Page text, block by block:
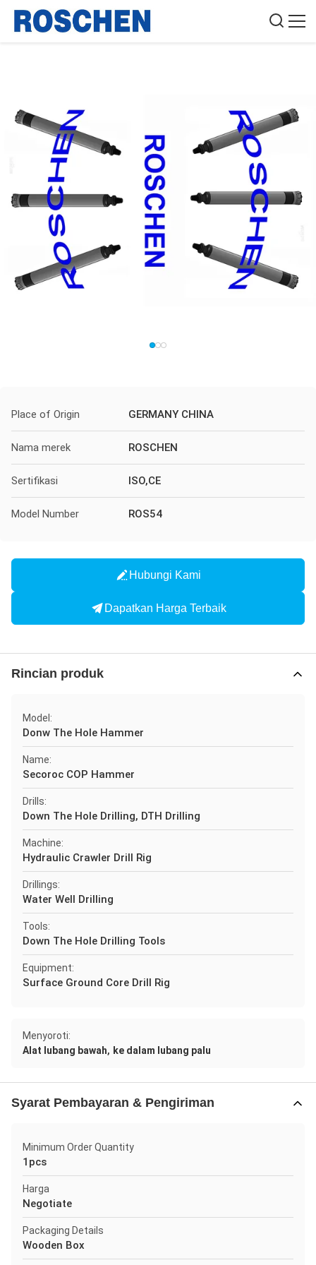
Place of Origin GERMANY CHINA
Nama merek ROSCHEN
Sertifikasi ISO,CE
Model Number ROS54
Hubungi Kami
Dapatkan Harga Terbaik
Rincian produk
Model:
Donw The Hole Hammer
Name:
Secoroc COP Hammer
Drills:
Down The Hole Drilling, DTH Drilling
Machine:
Hydraulic Crawler Drill Rig
Drillings:
Water Well Drilling
Tools:
Down The Hole Drilling Tools
Equipment:
Surface Ground Core Drill Rig
Menyoroti:
Alat lubang bawah, ke dalam lubang palu
Syarat Pembayaran & Pengiriman
Minimum Order Quantity
1pcs
Harga
Negotiate
Packaging Details
Wooden Box